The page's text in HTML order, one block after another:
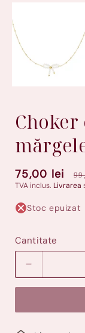
Preț
redus
75,00 lei
TVA inclus. Livrarea
Stoc epuizat
Cantitate
Choker